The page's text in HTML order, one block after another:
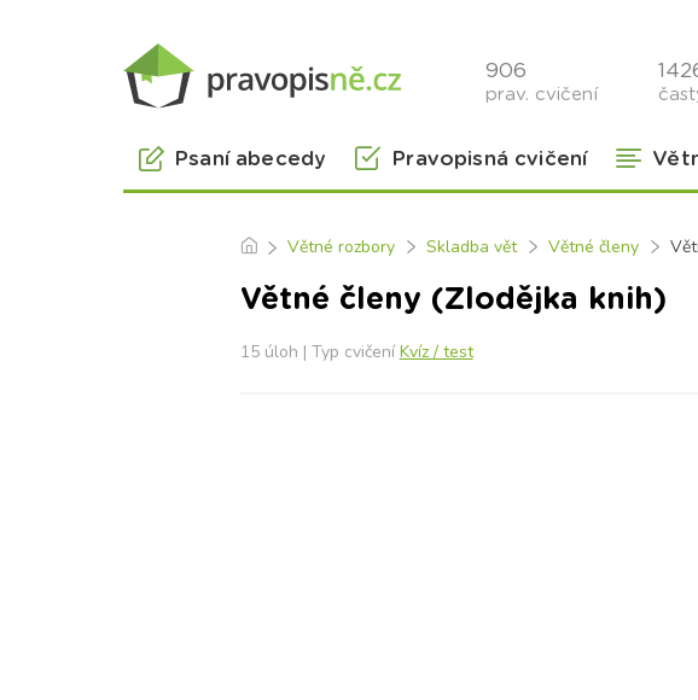
906
prav. cvičení
Psaní abecedy Pravopisná cvičení
Větné rozbory Skladba vět Větné členy
Větné členy (Zlodějka knih)
15 úloh | Typ cvičeníKvíz / test